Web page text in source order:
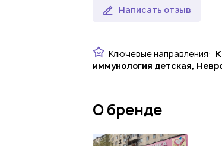
Написать отзыв
Ключевые направления:
иммунология детская,
О бренде